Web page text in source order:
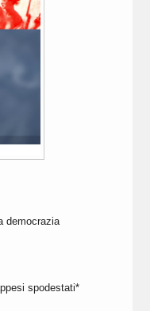
democrazia
spodestati*